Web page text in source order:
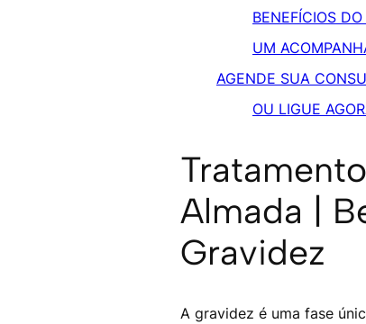
BENEFÍCIOS
UM
AGENDE SUA
OU LIGUE
Almada |
Gravidez
A gravidez é uma fase